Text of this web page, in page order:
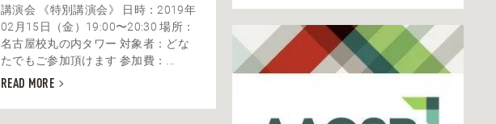
講演会 《特別講演会》 日時：2019年
02月15日（金）19:00〜20:30 場所：
名古屋校丸の内タワー 対象者：どな
たでもご参加頂けます 参加費：...
READ MORE